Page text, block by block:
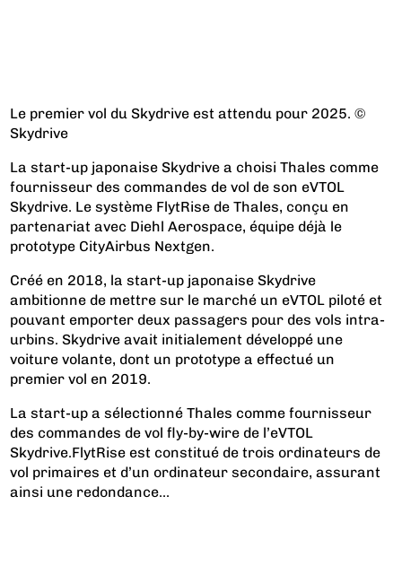
Le premier vol du Skydrive est attendu pour 2025. ©
Skydrive
La start-up japonaise Skydrive a choisi Thales comme
fournisseur des commandes de vol de son eVTOL
Skydrive. Le système FlytRise de Thales, conçu en
partenariat avec Diehl Aerospace, équipe déjà le
prototype CityAirbus Nextgen.
Créé en 2018, la start-up japonaise Skydrive
ambitionne de mettre sur le marché un eVTOL piloté et
pouvant emporter deux passagers pour des vols intra-
urbins. Skydrive avait initialement développé une
voiture volante, dont un prototype a effectué un
premier vol en 2019.
La start-up a sélectionné Thales comme fournisseur
des commandes de vol fly-by-wire de l’eVTOL
Skydrive.FlytRise est constitué de trois ordinateurs de
vol primaires et d’un ordinateur secondaire, assurant
ainsi une redondance...